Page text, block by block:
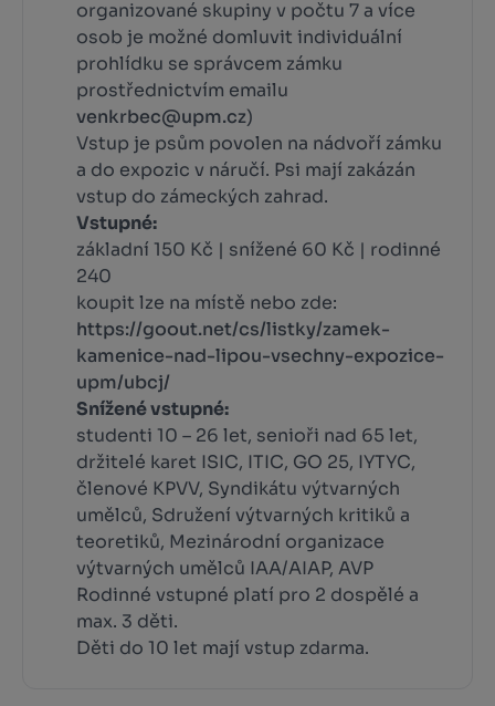
organizované skupiny v počtu 7 a více
osob je možné domluvit individuální
prohlídku se správcem zámku
prostřednictvím emailu
venkrbec@upm.cz)
Vstup je psům povolen na nádvoří zámku
a do expozic v náručí. Psi mají zakázán
vstup do zámeckých zahrad.
Vstupné:
základní 150 Kč | snížené 60 Kč | rodinné
240
koupit lze na místě nebo zde:
https://goout.net/cs/listky/zamek-
kamenice-nad-lipou-vsechny-expozice-
upm/ubcj/
Snížené vstupné:
studenti 10 – 26 let, senioři nad 65 let,
držitelé karet ISIC, ITIC, GO 25, IYTYC,
členové KPVV, Syndikátu výtvarných
umělců, Sdružení výtvarných kritiků a
teoretiků, Mezinárodní organizace
výtvarných umělců IAA/AIAP, AVP
Rodinné vstupné platí pro 2 dospělé a
max. 3 děti.
Děti do 10 let mají vstup zdarma.